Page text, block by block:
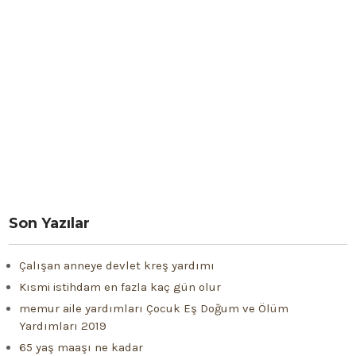
Son Yazılar
Çalışan anneye devlet kreş yardımı
Kısmi istihdam en fazla kaç gün olur
memur aile yardımları Çocuk Eş Doğum ve Ölüm
Yardımları 2019
65 yaş maaşı ne kadar